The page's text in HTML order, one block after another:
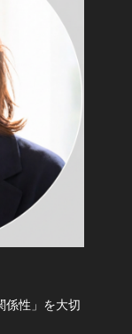
係性」を大切